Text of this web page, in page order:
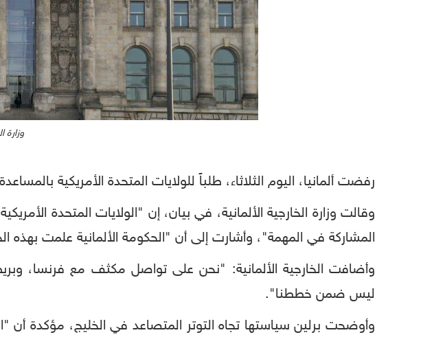
وزارة
رفضت ألمانيا، اليوم الثلاثاء، طلباً للولايات المتحدة الأمريكية
وقالت وزارة الخارجية الألمانية، في بيان، إن "الولايات المتحدة
المشاركة في المهمة"، وأشارت إلى أن "الحكومة الألمانية علمت بهذه
وأضافت الخارجية الألمانية: "نحن على تواصل مكثف مع فرنسا،
ليس ضمن خططنا".
وأوضحت برلين سياستها تجاه التوتر المتصاعد في الخليج، مؤكدة أن